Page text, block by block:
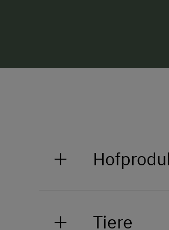
Tiere